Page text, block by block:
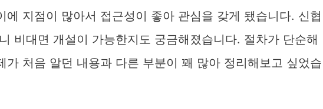
d
e
에 지점이 많아서 접근성이 좋아 관심을 갖게 됐습니다. 신협
비대면 개설이 가능한지도 궁금해졌습니다. 절차가 단순해
가 처음 알던 내용과 다른 부분이 꽤 많아 정리해보고 싶었습